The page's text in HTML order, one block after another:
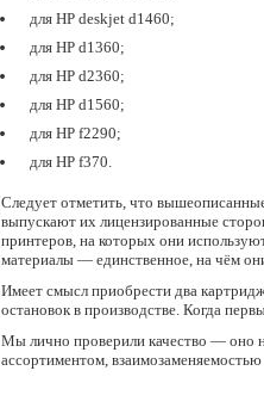
для HP deskjet d1460;
для HP d1360;
для HP d2360;
для HP d1560;
для HP f2290;
для HP f370.
Следует отметить, что
выпускают их лицензированные
принтеров, на которых они
материалы — единственное, на чём
Имеет смысл приобрести два
остановок в производстве. Когда
Мы лично проверили качество — оно
ассортиментом,